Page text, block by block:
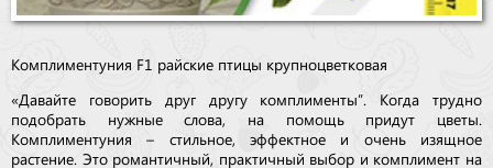
Комплиментуния F1 райские птицы крупноцветковая
«Давайте говорить друг другу комплименты”. Когда трудно
подобрать нужные слова, на помощь придут цветы.
Комплиментуния – стильное, эффектное и очень изящное
растение. Это романтичный, практичный выбор и комплимент на